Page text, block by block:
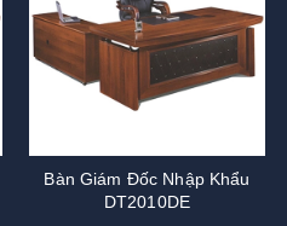
Bàn Giám Đốc Nhập Khẩu
DT2010DE